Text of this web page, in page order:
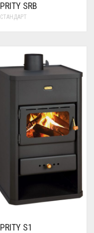
PRITY SRB
СТАНДАРТ
PRITY S1